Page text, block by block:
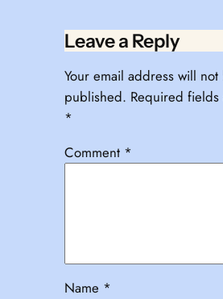
Leave a Reply
Your email address will not
published. Required fields
*
Comment *
Name *